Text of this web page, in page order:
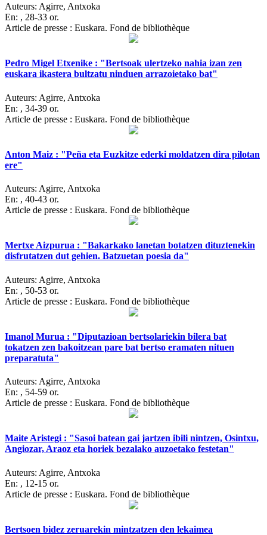
Auteurs: Agirre, Antxoka
En: , 28-33 or.
Article de presse : Euskara. Fond de bibliothèque
Pedro Migel Etxenike : "Bertsoak ulertzeko nahia izan zen
euskara ikastera bultzatu ninduen arrazoietako bat"
Auteurs: Agirre, Antxoka
En: , 34-39 or.
Article de presse : Euskara. Fond de bibliothèque
Anton Maiz : "Peña eta Euzkitze ederki moldatzen dira pilotan
ere"
Auteurs: Agirre, Antxoka
En: , 40-43 or.
Article de presse : Euskara. Fond de bibliothèque
Mertxe Aizpurua : "Bakarkako lanetan botatzen dituztenekin
disfrutatzen dut gehien. Batzuetan poesia da"
Auteurs: Agirre, Antxoka
En: , 50-53 or.
Article de presse : Euskara. Fond de bibliothèque
Imanol Murua : "Diputazioan bertsolariekin bilera bat
tokatzen zen bakoitzean pare bat bertso eramaten nituen
preparatuta"
Auteurs: Agirre, Antxoka
En: , 54-59 or.
Article de presse : Euskara. Fond de bibliothèque
Maite Aristegi : "Sasoi batean gai jartzen ibili nintzen, Osintxu,
Angiozar, Araoz eta horiek bezalako auzoetako festetan"
Auteurs: Agirre, Antxoka
En: , 12-15 or.
Article de presse : Euskara. Fond de bibliothèque
Bertsoen bidez zeruarekin mintzatzen den lekaimea